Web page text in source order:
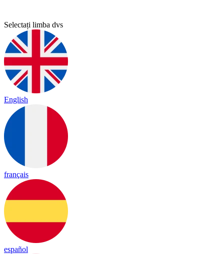
Selectați limba dvs
English
français
español